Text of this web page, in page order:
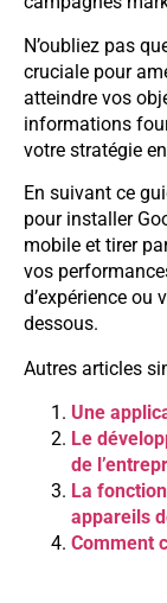
N’oubliez pas
cruciale pour
atteindre vos
informations
votre stratégie
En suivant ce
pour installer
mobile et tirer
vos
d’expérience ou
dessous.
Autres articles
Une
Le
de
La
appareils
Comment